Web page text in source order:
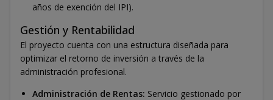
años de exención del IPI).
Gestión y Rentabilidad
El proyecto cuenta con una estructura diseñada para
optimizar el retorno de inversión a través de la
administración profesional.
Administración de Rentas: Servicio gestionado por